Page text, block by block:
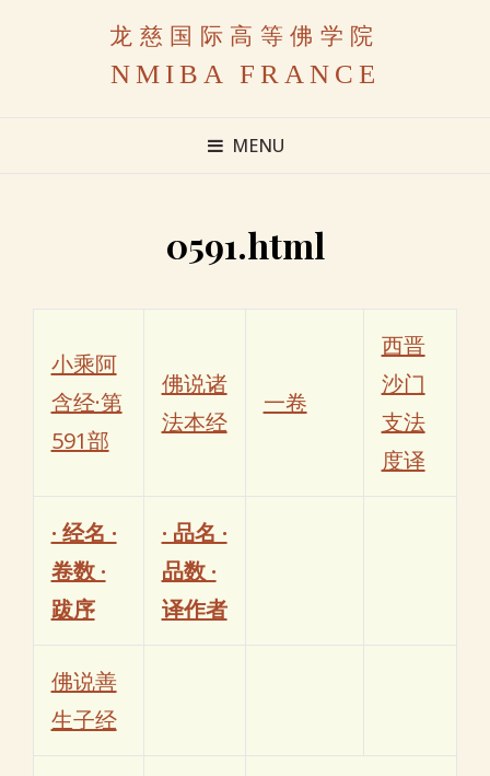
龙慈国际高等佛学院
NMIBA FRANCE
MENU
0591.html
小乘阿
含经·第
591部
佛说诸
法本经
一卷
西晋
沙门
支法
度译
· 经名 ·
卷数 ·
跋序
· 品名 ·
品数 ·
译作者
佛说善
生子经